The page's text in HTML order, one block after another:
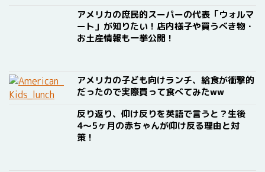
アメリカの庶民的スーパーの代表「ウォルマ
ート」が知りたい！店内様子や買うべき物・
お土産情報も一挙公開！
アメリカの子ども向けランチ、給食が衝撃的
だったので実際買って食べてみたww
反り返り、仰け反りを英語で言うと？生後
4〜5ヶ月の赤ちゃんが仰け反る理由と対
策！